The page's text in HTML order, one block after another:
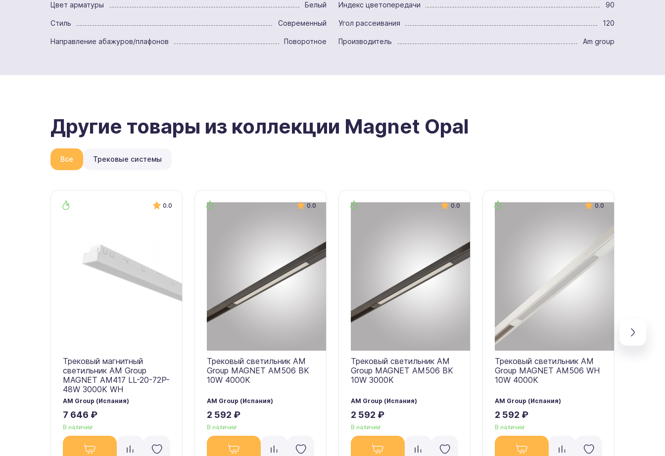
Цвет арматуры Белый
Стиль Современный
Направление абажуров/плафонов Поворотное
Индекс цветопередачи 90
Угол рассеивания 120
Производитель Am group
Другие товары из коллекции Magnet Opal
Все Трековые системы
0.0
Трековый магнитный
светильник AM Group
MAGNET AM417 LL-20-72P-
48W 3000K WH
AM Group (Испания)
7 646 ₽
В наличии
0.0
Трековый светильник AM
Group MAGNET AM506 BK
10W 4000K
AM Group (Испания)
2 592 ₽
В наличии
0.0
Трековый светильник AM
Group MAGNET AM506 BK
10W 3000K
AM Group (Испания)
2 592 ₽
В наличии
0.0
Трековый светильник AM
Group MAGNET AM506 WH
10W 4000K
AM Group (Испания)
2 592 ₽
В наличии